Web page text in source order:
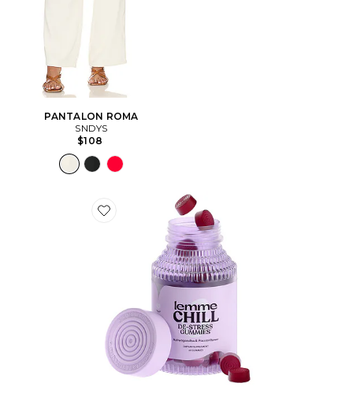
PANTALON ROMA
SNDYS
$108
Favorite GOMME VITAMINÉE CHILL